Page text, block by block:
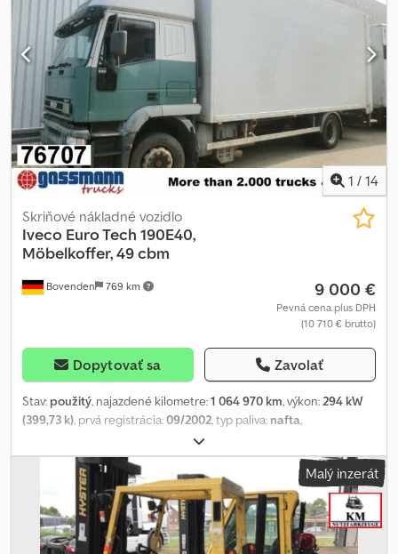
1 / 14
Bovenden 769 km
Skriňové nákladné vozidlo
Iveco Euro Tech 190E40,
Möbelkoffer, 49 cbm
9 000 €
Pevná cena plus DPH
(10 710 € brutto)
Dopytovať sa Zavolať
Stav: použitý, najazdené kilometre:1 064 970 km, výkon: 294 kW
(399,73 k) , prvá registrácia:09/2002 , typ paliva: nafta
10 900 kg
7 100 kg, celková hmotnosť:18 000 kg, veľkosť pneumatiky:315 /
, konfigurácia náprav:4x2, rázvor náprav: 5 700 mm,
konštantný plyn, farba:zelený , kabína vodiča: spacia
kabína, typ prevodu:mechanický , emisná trieda:Euro 3,
zavesenie:oceľ-vzduch, celková dĺžka:2 550 mm
, celková šírka:
4 000 mm, objem nakladacieho priestoru:49 m³, dĺžka ložného
Malý inzerát